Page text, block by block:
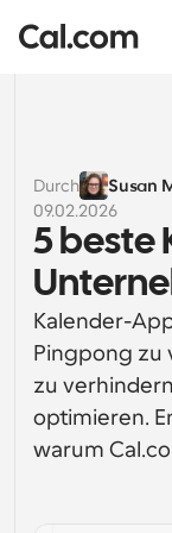
Lösungen
Nach Teamgröße
Für
Für Teams
Für
Enterprise
Entwickler
Ressourcen
Durch Susan
09.02.2026
5 beste
Kalender-
Pingpong zu
zu
optimieren.
warum